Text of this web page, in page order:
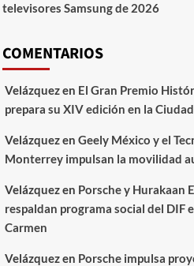
televisores Samsung de 2026
COMENTARIOS
Velázquezen El Gran Premio
prepara su XIV edición en la
Velázquezen Geely México y el
Monterrey impulsan la movilidad
Velázquezen Porsche y Hurakaan
respaldan programa social del DIF
Carmen
Velázquezen Porsche impulsa